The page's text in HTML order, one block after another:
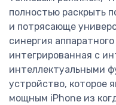
полностью раскрыть
и потрясающе
синергия
интегрированная с
интеллектуальными
устройство, которое
мощным iPhone из